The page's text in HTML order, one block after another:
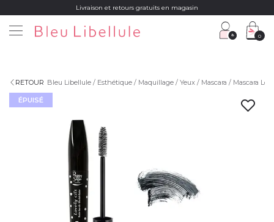
Livraison et retours gratuits en magasin
0
RETOUR Bleu Libellule Esthétique Maquillage Yeux Mascara Mascara
ÉPUISÉ